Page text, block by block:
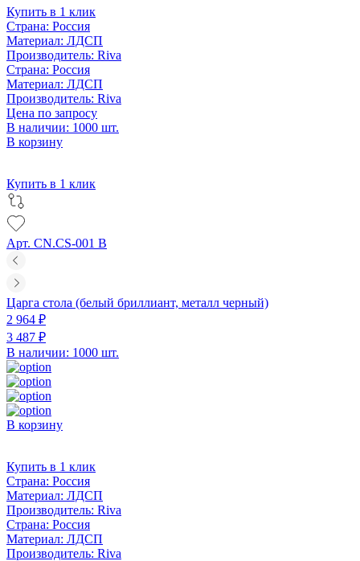
Купить в 1 клик
Страна: Россия
Материал: ЛДСП
Производитель: Riva
Страна: Россия
Материал: ЛДСП
Производитель: Riva
Цена по запросу
В наличии: 1000 шт.
В корзину
Купить в 1 клик
Арт. CN.CS-001 B
Царга стола (белый бриллиант, металл черный)
2 964 ₽
3 487 ₽
В наличии: 1000 шт.
В корзину
Купить в 1 клик
Страна: Россия
Материал: ЛДСП
Производитель: Riva
Страна: Россия
Материал: ЛДСП
Производитель: Riva